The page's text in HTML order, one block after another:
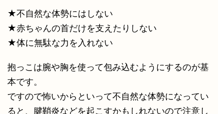
★不自然な体勢にはしない
★赤ちゃんの首だけを支えたりしない
★体に無駄な力を入れない
抱っこは腕や胸を使って包み込むようにするのが基
本です。
ですので怖いからといって不自然な体勢になってい
ると、腱鞘炎などを起こすかもしれないので注意し